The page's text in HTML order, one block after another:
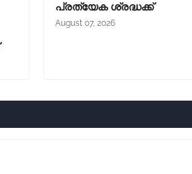
പ്രത്യേക ശ്രദ്ധക്ക്
August 07, 2026